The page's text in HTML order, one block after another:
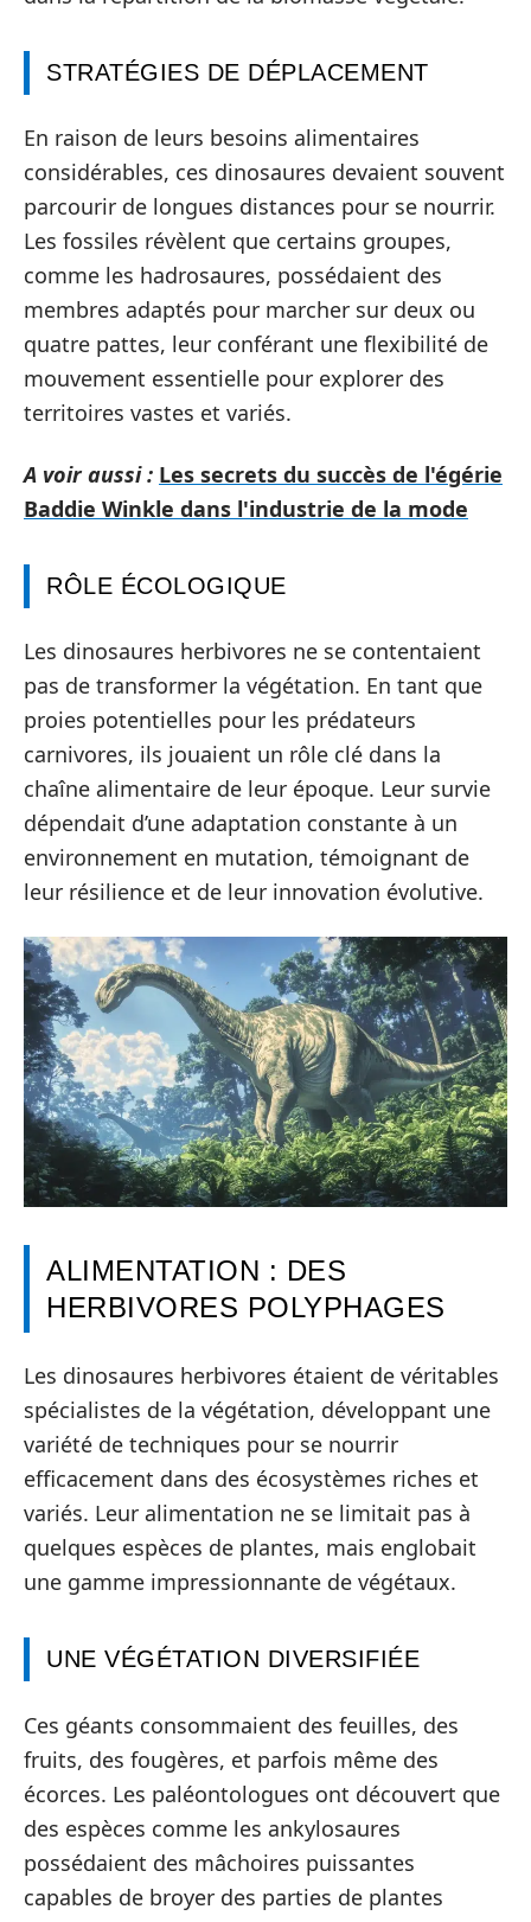
STRATÉGIES DE DÉPLACEMENT
En raison de leurs besoins alimentaires
considérables, ces dinosaures devaient souvent
parcourir de longues distances pour se nourrir.
Les fossiles révèlent que certains groupes,
comme les hadrosaures, possédaient des
membres adaptés pour marcher sur deux ou
quatre pattes, leur conférant une flexibilité de
mouvement essentielle pour explorer des
territoires vastes et variés.
A voir aussi : Les secrets du succès de l'égérie
Baddie Winkle dans l'industrie de la mode
RÔLE ÉCOLOGIQUE
Les dinosaures herbivores ne se contentaient
pas de transformer la végétation. En tant que
proies potentielles pour les prédateurs
carnivores, ils jouaient un rôle clé dans la
chaîne alimentaire de leur époque. Leur survie
dépendait d’une adaptation constante à un
environnement en mutation, témoignant de
leur résilience et de leur innovation évolutive.
ALIMENTATION : DES
HERBIVORES POLYPHAGES
Les dinosaures herbivores étaient de véritables
spécialistes de la végétation, développant une
variété de techniques pour se nourrir
efficacement dans des écosystèmes riches et
variés. Leur alimentation ne se limitait pas à
quelques espèces de plantes, mais englobait
une gamme impressionnante de végétaux.
UNE VÉGÉTATION DIVERSIFIÉE
Ces géants consommaient des feuilles, des
fruits, des fougères, et parfois même des
écorces. Les paléontologues ont découvert que
des espèces comme les ankylosaures
possédaient des mâchoires puissantes
capables de broyer des parties de plantes